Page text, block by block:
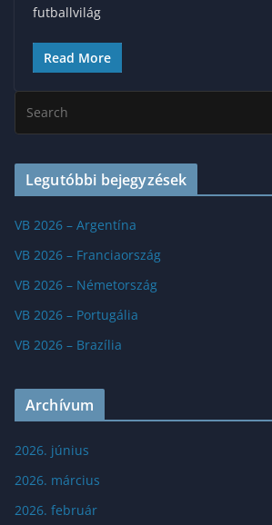
futballvilág
Read More
Legutóbbi bejegyzések
VB 2026 – Argentína
VB 2026 – Franciaország
VB 2026 – Németország
VB 2026 – Portugália
VB 2026 – Brazília
Archívum
2026. június
2026. március
2026. február